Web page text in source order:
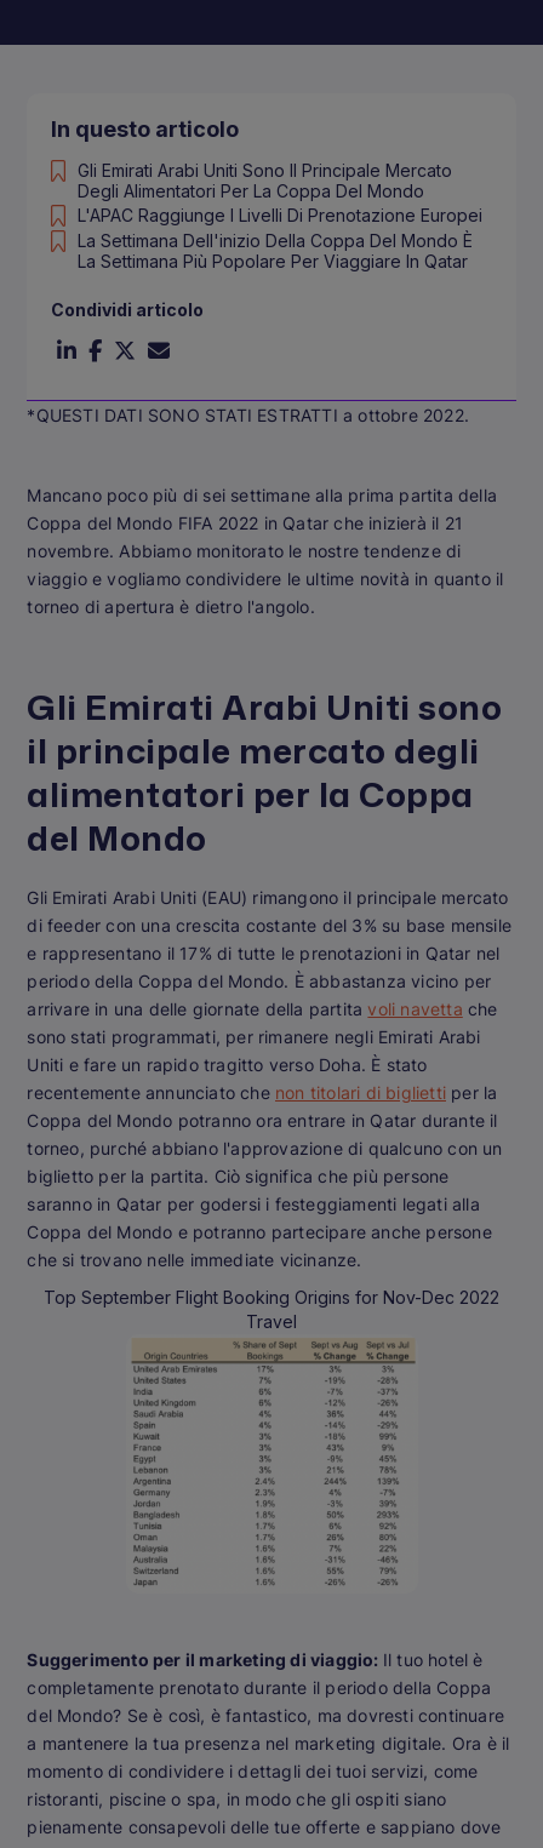
*QUESTI DATI SONO STATI ESTRATTI a ottobre 2022.
Mancano poco più di sei settimane alla prima partita della
Coppa del Mondo FIFA 2022 in Qatar che inizierà il 21
novembre. Abbiamo monitorato le nostre tendenze di
viaggio e vogliamo condividere le ultime novità in quanto il
torneo di apertura è dietro l'angolo.
Gli Emirati Arabi Uniti sono
il principale mercato degli
alimentatori per la Coppa
del Mondo
Gli Emirati Arabi Uniti (EAU) rimangono il principale mercato
di feeder con una crescita costante del 3% su base mensile
e rappresentano il 17% di tutte le prenotazioni in Qatar nel
periodo della Coppa del Mondo. È abbastanza vicino per
arrivare in una delle giornate della partitavoli navetta che
sono stati programmati, per rimanere negli Emirati Arabi
Uniti e fare un rapido tragitto verso Doha. È stato
recentemente annunciato che non titolari di biglietti per la
Coppa del Mondo potranno ora entrare in Qatar durante il
torneo, purché abbiano l'approvazione di qualcuno con un
biglietto per la partita. Ciò significa che più persone
saranno in Qatar per godersi i festeggiamenti legati alla
Coppa del Mondo e potranno partecipare anche persone
che si trovano nelle immediate vicinanze.
Top September Flight Booking Origins for Nov-Dec 2022
Travel
Suggerimento per il marketing di viaggio: Il tuo hotel è
completamente prenotato durante il periodo della Coppa
del Mondo? Se è così, è fantastico, ma dovresti continuare
a mantenere la tua presenza nel marketing digitale. Ora è il
momento di condividere i dettagli dei tuoi servizi, come
ristoranti, piscine o spa, in modo che gli ospiti siano
pienamente consapevoli delle tue offerte e sappiano dove
In questo articolo
Gli Emirati Arabi Uniti Sono Il Principale Mercato
Degli Alimentatori Per La Coppa Del Mondo
L'APAC Raggiunge I Livelli Di Prenotazione Europei
La Settimana Dell'inizio Della Coppa Del Mondo È
La Settimana Più Popolare Per Viaggiare In Qatar
Condividi articolo